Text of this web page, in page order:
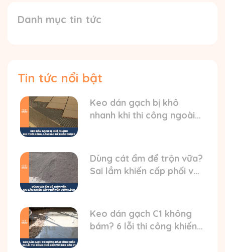
Danh mục tin tức
Tin tức nổi bật
Keo dán gạch bị khô
nhanh khi thi công ngoài
Dùng cát ẩm để trộn vữa?
Sai lầm khiến cấp phối vữa
Keo dán gạch C1 không
bám? 6 lỗi thi công khiến